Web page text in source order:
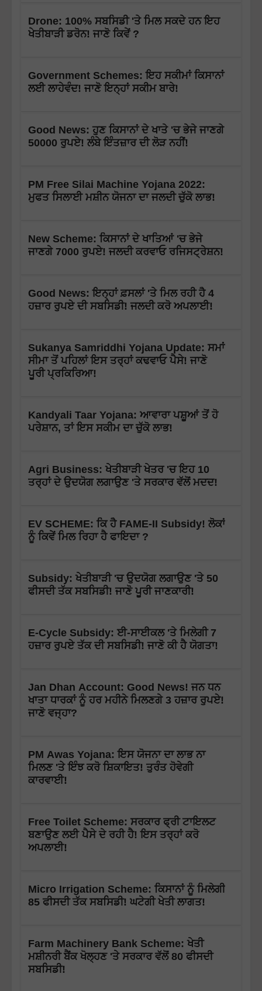
Drone: 100% ਸਬਸਿਡੀ 'ਤੇ ਮਿਲ ਸਕਦੇ ਹਨ ਇਹ
ਖੇਤੀਬਾੜੀ ਡਰੋਨ! ਜਾਣੋ ਕਿਵੇਂ ?
Government Schemes: ਇਹ ਸਕੀਮਾਂ ਕਿਸਾਨਾਂ
ਲਈ ਲਾਹੇਵੰਦ! ਜਾਣੋ ਇਨ੍ਹਾਂ ਸਕੀਮ ਬਾਰੇ!
Good News: ਹੁਣ ਕਿਸਾਨਾਂ ਦੇ ਖਾਤੇ 'ਚ ਭੇਜੇ ਜਾਣਗੇ
50000 ਰੁਪਏ! ਲੰਬੇ ਇੰਤਜ਼ਾਰ ਦੀ ਲੋੜ ਨਹੀਂ!
PM Free Silai Machine Yojana 2022:
ਮੁਫਤ ਸਿਲਾਈ ਮਸ਼ੀਨ ਯੋਜਨਾ ਦਾ ਜਲਦੀ ਚੁੱਕੋ ਲਾਭ!
New Scheme: ਕਿਸਾਨਾਂ ਦੇ ਖਾਤਿਆਂ 'ਚ ਭੇਜੇ
ਜਾਣਗੇ 7000 ਰੁਪਏ! ਜਲਦੀ ਕਰਵਾਓ ਰਜਿਸਟ੍ਰੇਸ਼ਨ!
Good News: ਇਨ੍ਹਾਂ ਫ਼ਸਲਾਂ 'ਤੇ ਮਿਲ ਰਹੀ ਹੈ 4
ਹਜ਼ਾਰ ਰੁਪਏ ਦੀ ਸਬਸਿਡੀ! ਜਲਦੀ ਕਰੋ ਅਪਲਾਈ!
Sukanya Samriddhi Yojana Update: ਸਮਾਂ
ਸੀਮਾ ਤੋਂ ਪਹਿਲਾਂ ਇਸ ਤਰ੍ਹਾਂ ਕਢਵਾਓ ਪੈਸੇ! ਜਾਣੋ
ਪੂਰੀ ਪ੍ਰਕਿਰਿਆ!
Kandyali Taar Yojana: ਆਵਾਰਾ ਪਸ਼ੂਆਂ ਤੋਂ ਹੋ
ਪਰੇਸ਼ਾਨ, ਤਾਂ ਇਸ ਸਕੀਮ ਦਾ ਚੁੱਕੋ ਲਾਭ!
Agri Business: ਖੇਤੀਬਾੜੀ ਖੇਤਰ 'ਚ ਇਹ 10
ਤਰ੍ਹਾਂ ਦੇ ਉਦਯੋਗ ਲਗਾਉਣ 'ਤੇ ਸਰਕਾਰ ਵੱਲੋਂ ਮਦਦ!
EV SCHEME: ਕਿ ਹੈ FAME-II Subsidy! ਲੋਕਾਂ
ਨੂੰ ਕਿਵੇਂ ਮਿਲ ਰਿਹਾ ਹੈ ਫਾਇਦਾ ?
Subsidy: ਖੇਤੀਬਾੜੀ 'ਚ ਉਦਯੋਗ ਲਗਾਉਣ 'ਤੇ 50
ਫੀਸਦੀ ਤੱਕ ਸਬਸਿਡੀ! ਜਾਣੋ ਪੂਰੀ ਜਾਣਕਾਰੀ!
E-Cycle Subsidy: ਈ-ਸਾਈਕਲ 'ਤੇ ਮਿਲੇਗੀ 7
ਹਜ਼ਾਰ ਰੁਪਏ ਤੱਕ ਦੀ ਸਬਸਿਡੀ! ਜਾਣੋ ਕੀ ਹੈ ਯੋਗਤਾ!
Jan Dhan Account: Good News! ਜਨ ਧਨ
ਖਾਤਾ ਧਾਰਕਾਂ ਨੂੰ ਹਰ ਮਹੀਨੇ ਮਿਲਣਗੇ 3 ਹਜ਼ਾਰ ਰੁਪਏ!
ਜਾਣੋ ਵਜ੍ਹਾ?
PM Awas Yojana: ਇਸ ਯੋਜਨਾ ਦਾ ਲਾਭ ਨਾ
ਮਿਲਣ 'ਤੇ ਇੰਝ ਕਰੋ ਸ਼ਿਕਾਇਤ! ਤੁਰੰਤ ਹੋਵੇਗੀ
ਕਾਰਵਾਈ!
Free Toilet Scheme: ਸਰਕਾਰ ਫ੍ਰੀ ਟਾਇਲਟ
ਬਣਾਉਣ ਲਈ ਪੈਸੇ ਦੇ ਰਹੀ ਹੈ! ਇਸ ਤਰ੍ਹਾਂ ਕਰੋ
ਅਪਲਾਈ!
Micro Irrigation Scheme: ਕਿਸਾਨਾਂ ਨੂੰ ਮਿਲੇਗੀ
85 ਫੀਸਦੀ ਤੱਕ ਸਬਸਿਡੀ! ਘਟੇਗੀ ਖੇਤੀ ਲਾਗਤ!
Farm Machinery Bank Scheme: ਖੇਤੀ
ਮਸ਼ੀਨਰੀ ਬੈਂਕ ਖੋਲ੍ਹਣ 'ਤੇ ਸਰਕਾਰ ਵੱਲੋਂ 80 ਫੀਸਦੀ
ਸਬਸਿਡੀ!